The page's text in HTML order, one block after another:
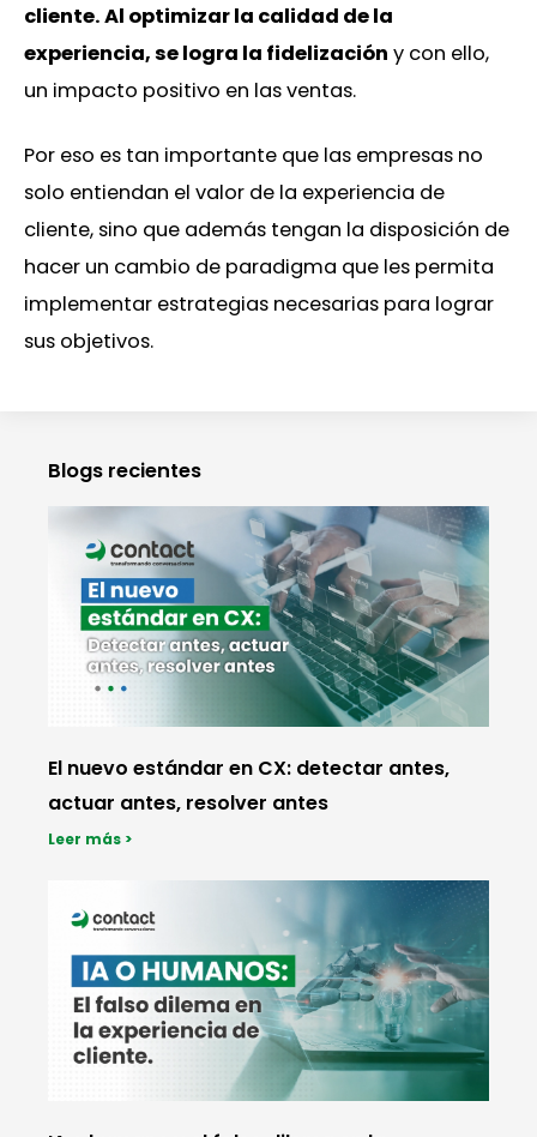
cliente. Al optimizar la calidad de la
experiencia, se logra la fidelización y con ello,
un impacto positivo en las ventas.
Por eso es tan importante que las empresas no
solo entiendan el valor de la experiencia de
cliente, sino que además tengan la disposición de
hacer un cambio de paradigma que les permita
implementar estrategias necesarias para lograr
sus objetivos.
Blogs recientes
El nuevo estándar en CX: detectar antes,
actuar antes, resolver antes
Leer más >